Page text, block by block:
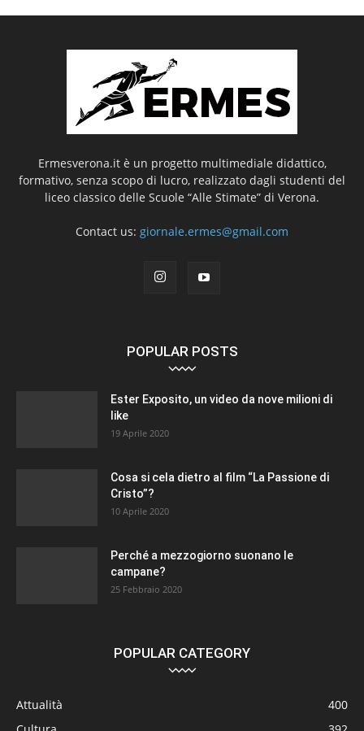
Ermesverona.it è un progetto multimediale didattico,
formativo, senza scopo di lucro, realizzato dagli studenti del
liceo classico delle Scuole “Alle Stimate” di Verona.
Contact us: giornale.ermes@gmail.com
POPULAR POSTS
Ester Exposito, un video da nove milioni di
like
19 Aprile 2020
Cosa si cela dietro al film “La Passione di
Cristo”?
10 Aprile 2020
Perché a mezzogiorno suonano le
campane?
25 Febbraio 2020
POPULAR CATEGORY
Attualità
400